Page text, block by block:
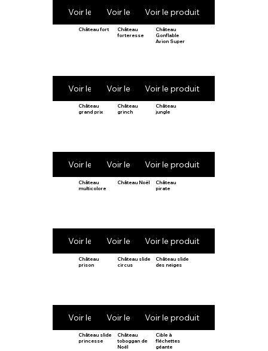
Voir le produitVoir le produitVoir le produit
Château fort
Voir le produit
Château
forteresse
Voir le produit
Château
Gonflable
Avion Super
Voir le produit
Château
grand prix
Voir le produit
Château
grinch
Voir le produit
Château
jungle
Voir le produit
Château
multicolore
Voir le produit
Château Noël
Voir le produit
Château
pirate
Voir le produit
Château
prison
Voir le produit
Château slide
circus
Voir le produit
Château slide
des neiges
Voir le produit
Château slide
princesse
Château
toboggan de
Noël
Cible à
fléchettes
géante